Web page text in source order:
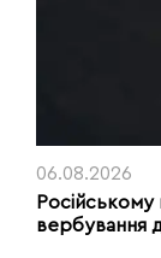
06.08.2026
Російському
вербування